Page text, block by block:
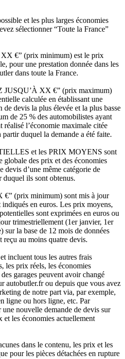
et les plus larges économies
sélectionner “Toute la France”
€” (prix minimum) est le prix
pour une prestation donnée dans les
dans toute la France.
JUSQU’À XX €” (prix maximum)
calculée en établissant une
devis la plus élevée et la plus basse
de 25 % des automobilistes ayant
réalisé l’économie maximale citée
duquel la demande a été faite.
et les PRIX MOYENS sont
globale des prix et des économies
devis d’une même catégorie de
duquel ils sont obtenus.
(prix minimum) sont mis à jour
indiqués en euros. Les prix moyens,
sont exprimées en euros ou
trimestriellement (1er janvier, 1er
la base de 12 mois de données
reçu au moins quatre devis.
incluent tous les autres frais
les prix réels, les économies
garages peuvent avoir changé
autobutler.fr ou depuis que vous avez
de notre part via, par exemple,
ligne ou hors ligne, etc. Par
nouvelle demande de devis sur
les économies actuellement
dans le contenu, les prix et les
pour les pièces détachées en rupture